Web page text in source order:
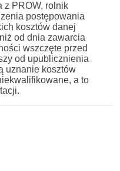
z PROW, rolnik
postępowania
kosztów danej
od dnia zawarcia
wszczęte przed
od upublicznienia
uznanie kosztów
a to